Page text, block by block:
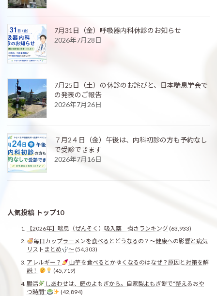
7月31日（金）呼吸器内科休診のお知らせ
2026年7月28日
7月25日（土）の休診のお詫びと、日本喘息学会で
の発表のご報告
2026年7月26日
７月2４日（金）午後は、内科初診の方も予約なし
で受診できます
2026年7月16日
人気投稿 トップ10
【2026年】喘息（ぜんそく）吸入薬 強さランキング(63,933)
毎日カップラーメンを食べるとどうなるの？〜健康への影響と病気
リストまとめ
〜(54,303)
アレルギー？
山芋を食べるとかゆくなるのはなぜ？原因と対策を解
説！
(45,719)
腸活
しあわせは、庭のよもぎから。自家製よもぎ餅で“整えるおや
つ時間”
(42,894)